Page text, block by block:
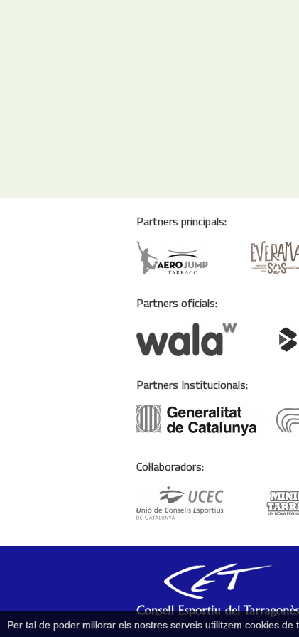
Partners principals:
Partners oficials:
Partners Institucionals:
Col·laboradors:
Per tal de poder millorar els nostres serveis utilitzem cookies
Tancar